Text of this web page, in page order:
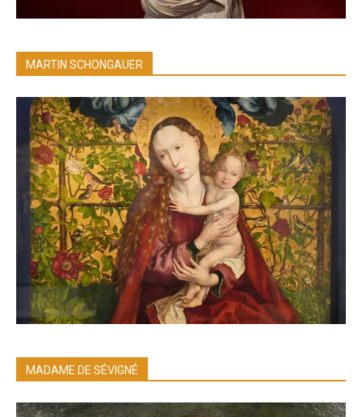
MARTIN SCHONGAUER
MADAME DE SÉVIGNÉ